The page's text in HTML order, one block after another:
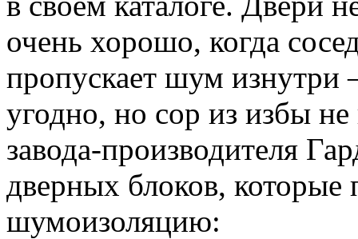
очень хорошо, когда
пропускает шум изнутри
угодно, но сор из избы
завода-производителя
дверных блоков,
шумоизоляцию: